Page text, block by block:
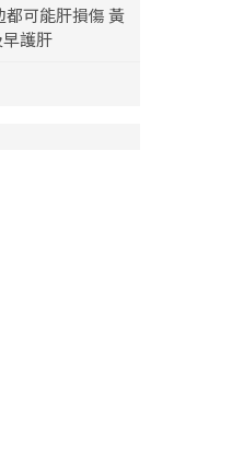
都可能肝損傷 黃
護肝